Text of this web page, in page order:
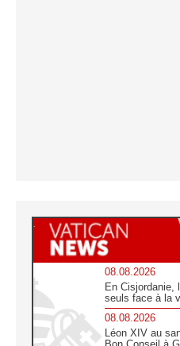
08.08.2026
En Cisjordanie,
seuls face à la
08.08.2026
Léon XIV au